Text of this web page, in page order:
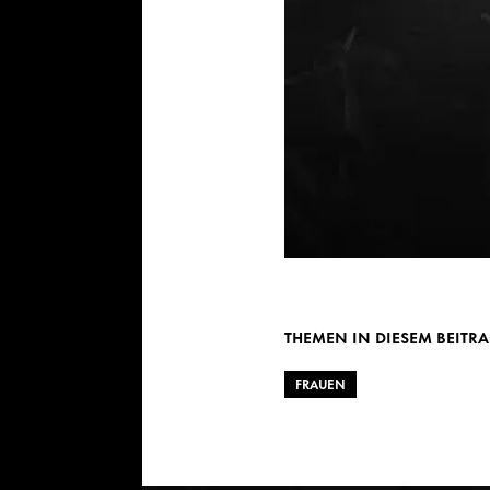
THEMEN IN DIESEM
FRAUEN